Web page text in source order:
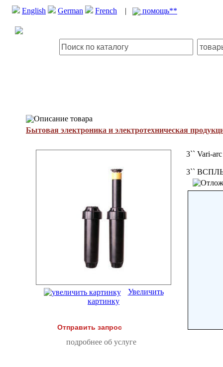
English German French | помощь**
Описание товара
Бытовая электроника и электротехническая
Увеличить
картинку
Отправить запрос
подробнее об услуге
3`` Vari-
3``